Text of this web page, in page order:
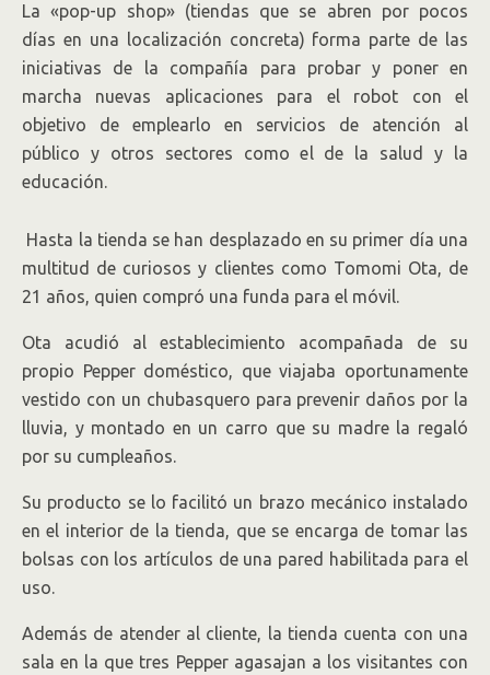
La «pop-up shop» (tiendas que se abren por pocos
días en una localización concreta) forma parte de las
iniciativas de la compañía para probar y poner en
marcha nuevas aplicaciones para el robot con el
objetivo de emplearlo en servicios de atención al
público y otros sectores como el de la salud y la
educación.
Hasta la tienda se han desplazado en su primer día una
multitud de curiosos y clientes como Tomomi Ota, de
21 años, quien compró una funda para el móvil.
Ota acudió al establecimiento acompañada de su
propio Pepper doméstico, que viajaba oportunamente
vestido con un chubasquero para prevenir daños por la
lluvia, y montado en un carro que su madre la regaló
por su cumpleaños.
Su producto se lo facilitó un brazo mecánico instalado
en el interior de la tienda, que se encarga de tomar las
bolsas con los artículos de una pared habilitada para el
uso.
Además de atender al cliente, la tienda cuenta con una
sala en la que tres Pepper agasajan a los visitantes con